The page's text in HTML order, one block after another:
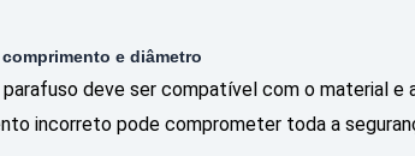
e diâmetro
deve ser compatível com o material e
incorreto pode comprometer toda a